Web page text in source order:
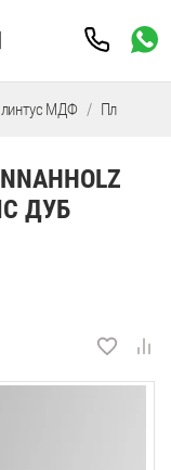
МДФ Плинтус
ДУБ